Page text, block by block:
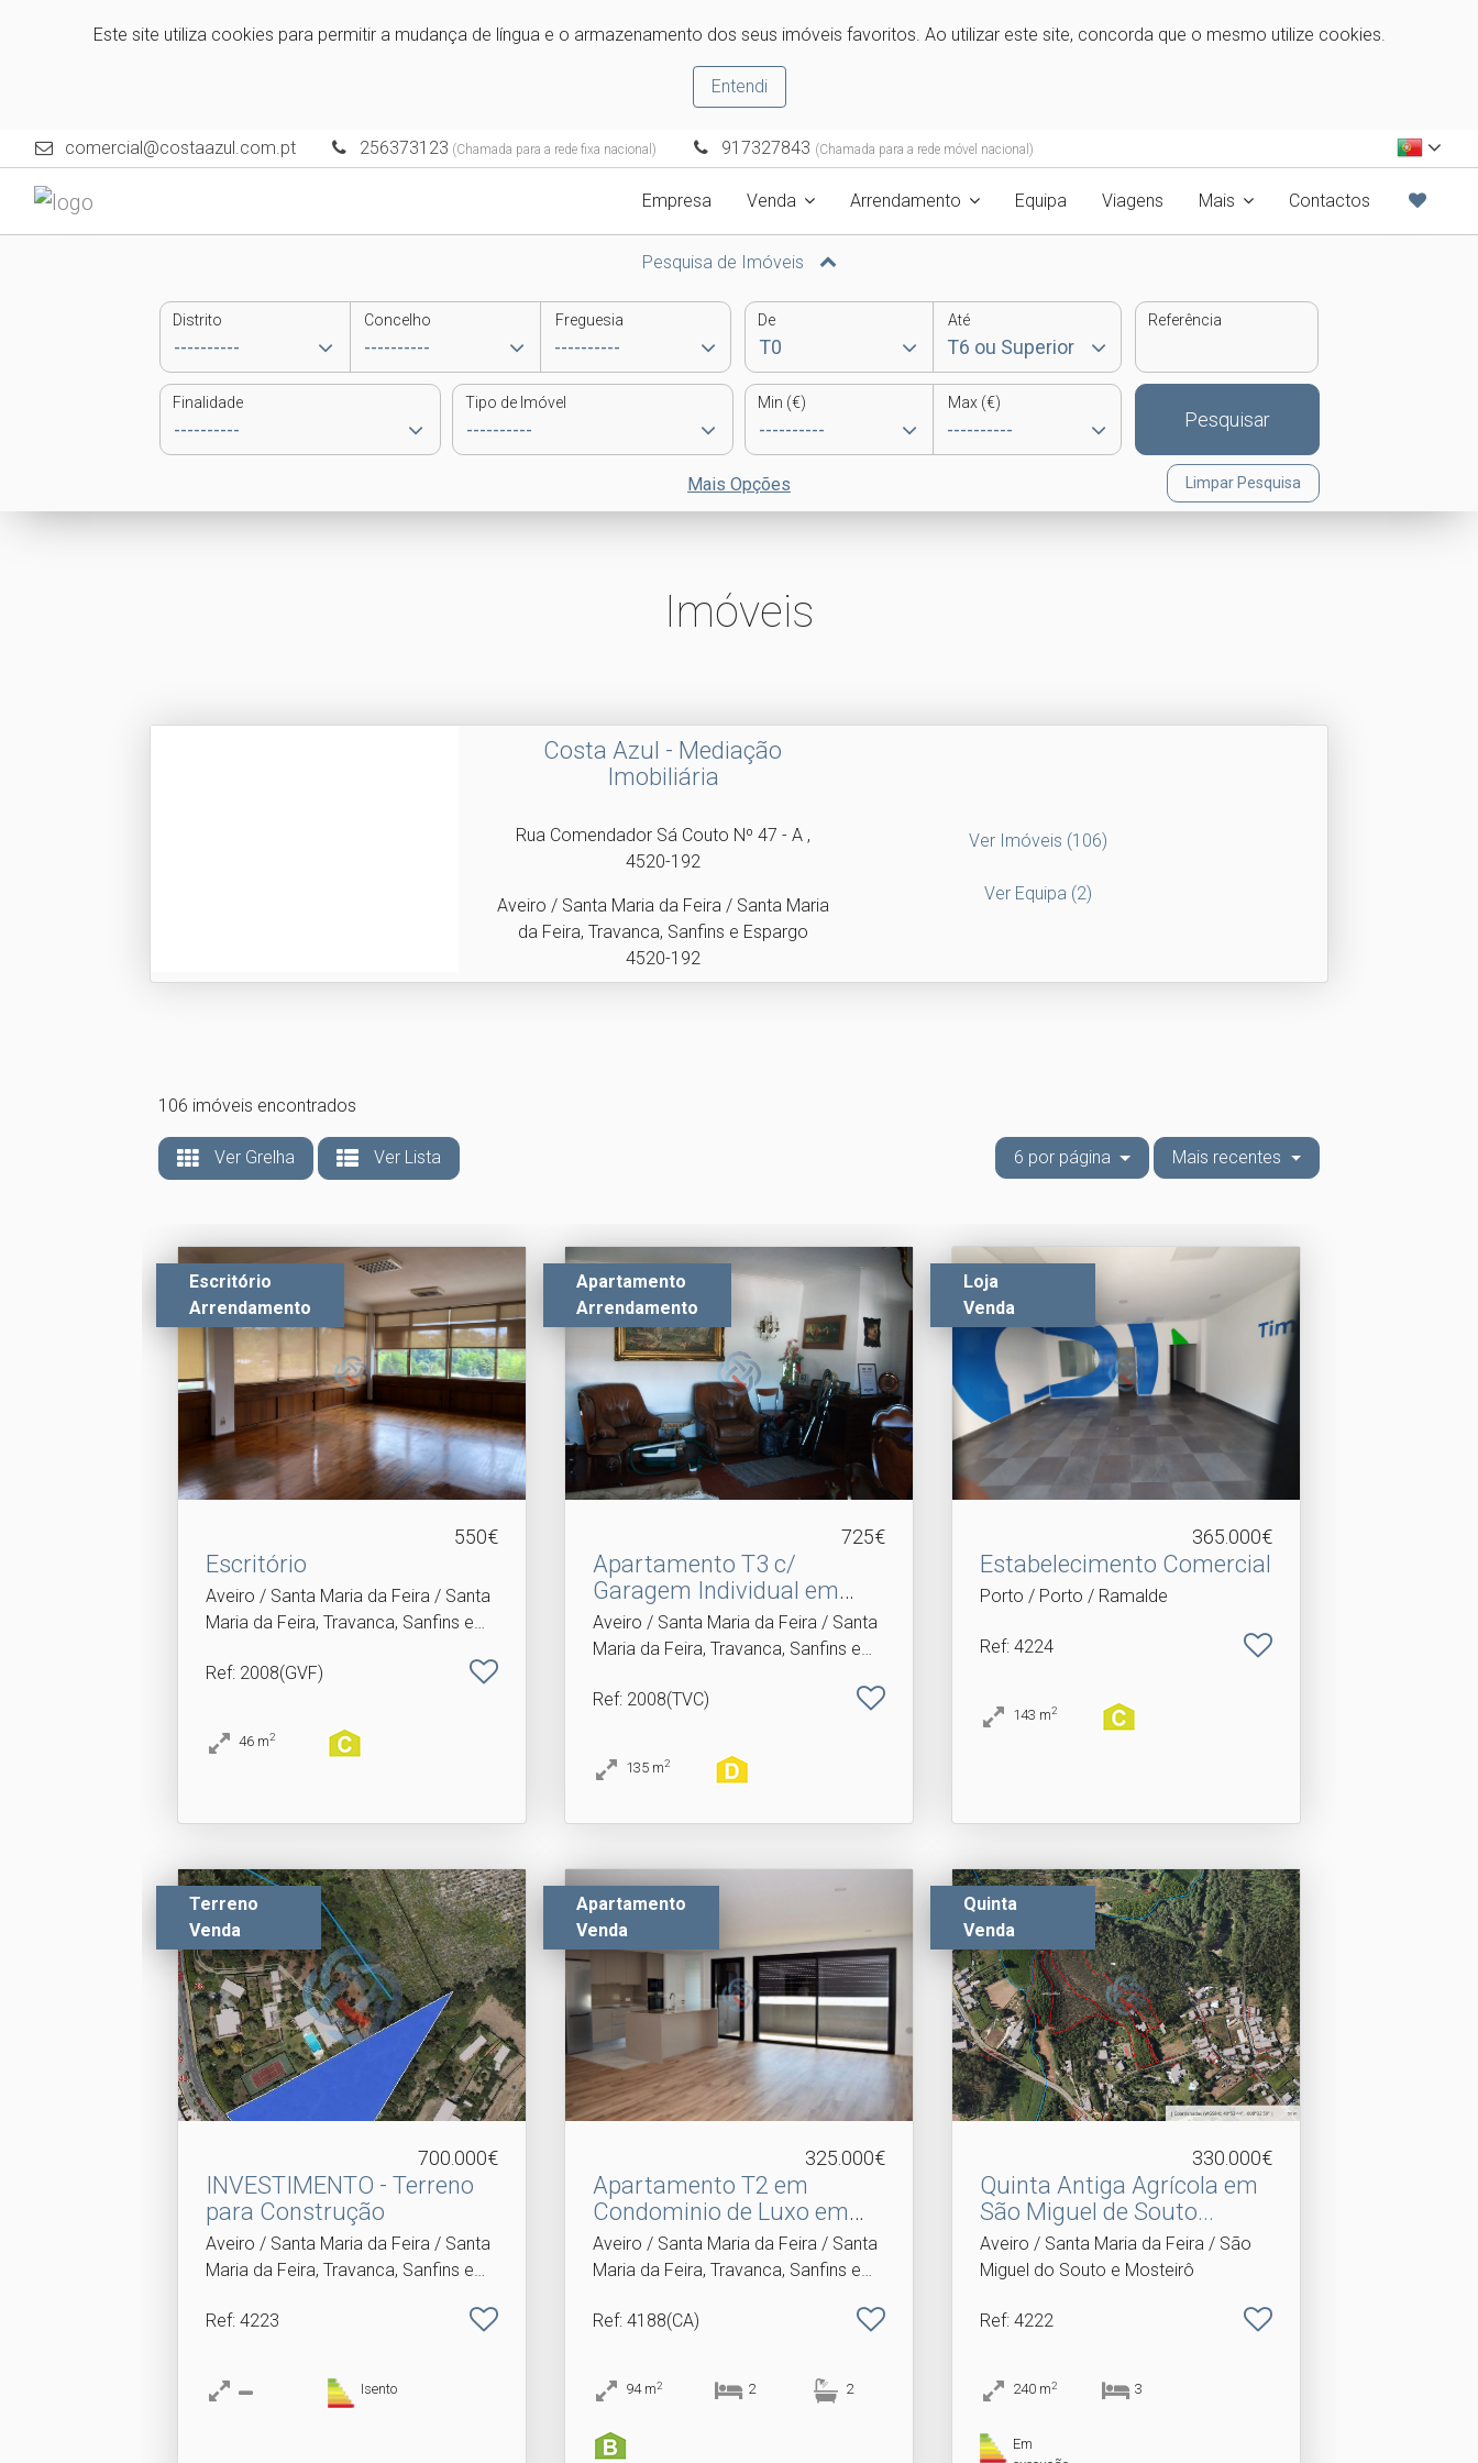
Este site utiliza cookies para permitir a mudança de língua e o armazenamento dos seus imóveis favoritos. Ao utilizar este site, concorda que o mesmo utilize cookies.
Entendi
comercial@costaazul.com.pt 256373123 (Chamada para a rede fixa nacional) 917327843 (Chamada para a rede móvel nacional)
Empresa Venda Arrendamento Equipa Viagens Mais Contactos
Pesquisa de Imóveis
Distrito Concelho Freguesia De Até Referência
Finalidade Tipo de Imóvel Min (€) Max (€)
Pesquisar
Mais Opções Limpar Pesquisa
Imóveis
Costa Azul - Mediação
Imobiliária
Rua Comendador Sá Couto Nº 47 - A ,
4520-192
Aveiro / Santa Maria da Feira / Santa Maria
da Feira, Travanca, Sanfins e Espargo
4520-192
Ver Imóveis (106)
Ver Equipa (2)
106 imóveis encontrados
Ver Grelha Ver Lista 6 por página Mais recentes
Escritório
Arrendamento
550€
Escritório
Aveiro / Santa Maria da Feira / Santa
Maria da Feira, Travanca, Sanfins e
Ref: 2008(GVF)
46 m2
Apartamento
Arrendamento
725€
Apartamento T3 c/
Garagem Individual em
Santa.​..
Aveiro / Santa Maria da Feira / Santa
Maria da Feira, Travanca, Sanfins e
Ref: 2008(TVC)
135 m2
Loja
Venda
365.000€
Estabelecimento Comercial
Porto / Porto / Ramalde
Ref: 4224
143 m2
Terreno
Venda
700.000€
INVESTIMENTO - Terreno
para Construção
Aveiro / Santa Maria da Feira / Santa
Maria da Feira, Travanca, Sanfins e
Ref: 4223
Isento
Apartamento
Venda
325.000€
Apartamento T2 em
Condominio de Luxo em
Santa.​..
Aveiro / Santa Maria da Feira / Santa
Maria da Feira, Travanca, Sanfins e
Ref: 4188(CA)
94 m2 2 2
Quinta
Venda
330.000€
Quinta Antiga Agrícola em
São Miguel de Souto.​..
Aveiro / Santa Maria da Feira / São
Miguel do Souto e Mosteirô
Ref: 4222
240 m2 3
Em